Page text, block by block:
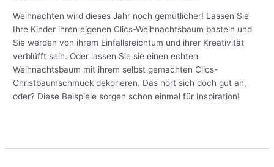
Weihnachten wird dieses Jahr noch gemütlicher! Lassen Sie
Ihre Kinder ihren eigenen Clics-Weihnachtsbaum basteln und
Sie werden von ihrem Einfallsreichtum und ihrer Kreativität
verblüfft sein. Oder lassen Sie sie einen echten
Weihnachtsbaum mit ihrem selbst gemachten Clics-
Christbaumschmuck dekorieren. Das hört sich doch gut an,
oder? Diese Beispiele sorgen schon einmal für Inspiration!